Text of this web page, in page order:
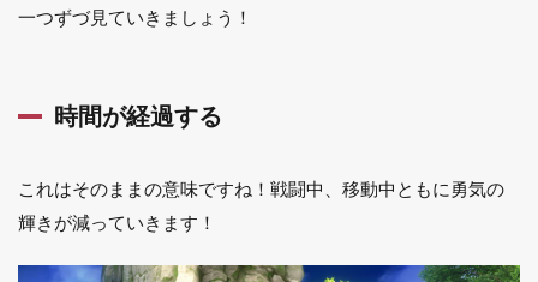
一つずづ見ていきましょう！
時間が経過する
これはそのままの意味ですね！戦闘中、移動中ともに勇気の
輝きが減っていきます！